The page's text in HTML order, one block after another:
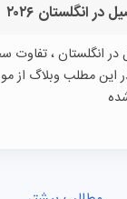
انگلستان ۲۰۲۶
انگلستان ، تفاوت
این مطلب وبلاگ از